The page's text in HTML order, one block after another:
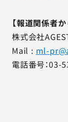
【報道関係者
株式会社
Mail : ml-
電話番号：03-